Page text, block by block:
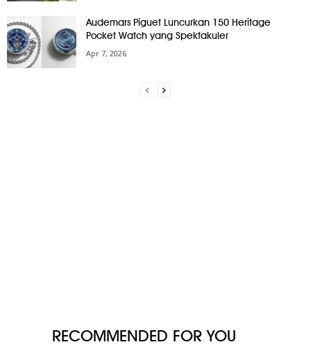
Audemars Piguet Luncurkan 150 Heritage
Pocket Watch yang Spektakuler
Apr 7, 2026
RECOMMENDED FOR YOU